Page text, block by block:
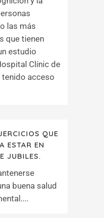
las más
que tienen
estudio
Clínic de
tenido acceso
QUE
ESTAR EN
JUBILES.
buena salud